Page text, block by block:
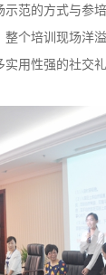
示范的方式与参
整个培训现场洋
用性强的社交礼